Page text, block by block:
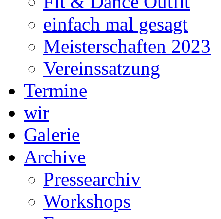
einfach mal gesagt
Meisterschaften 2023
Vereinssatzung
Termine
wir
Galerie
Archive
Pressearchiv
Workshops